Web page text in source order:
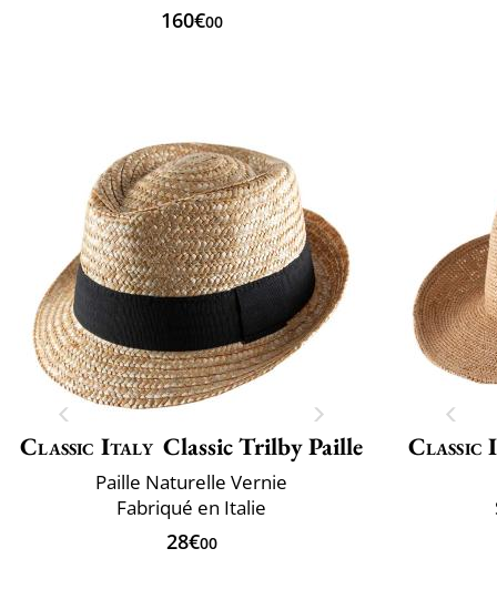
160€00
Classic Italy Classic Trilby Paille
Paille Naturelle Vernie
Fabriqué en Italie
28€00
Classic